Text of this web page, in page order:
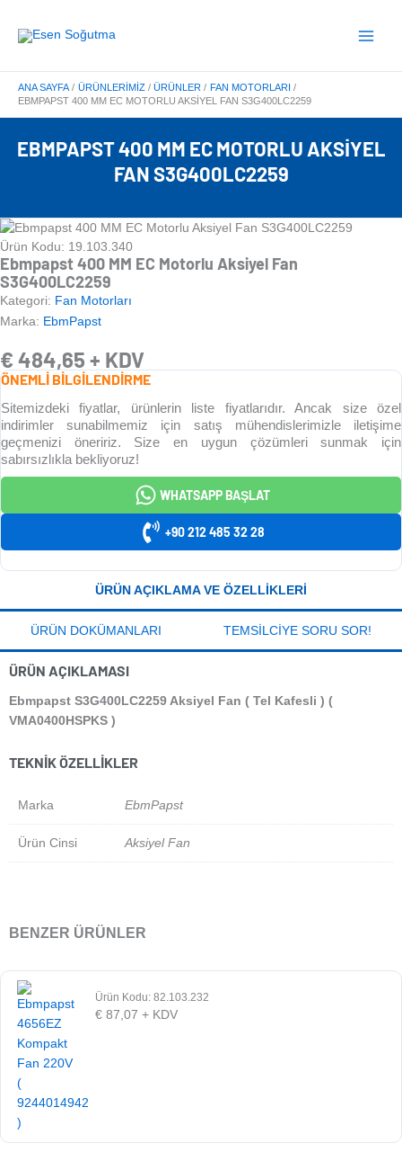
atla
Menu
ANA SAYFA ÜRÜNLERIMIZ ÜRÜNLER
FAN MOTORLARI
EBMPAPST 400 MM EC MOTORLU AKSIYEL FAN S3G400LC2259
EBMPAPST 400 MM EC MOTORLU AKSIYEL
FAN S3G400LC2259
Ürün Kodu: 19.103.340
Ebmpapst 400 MM EC Motorlu Aksiyel Fan
S3G400LC2259
Kategori: Fan Motorları
Marka: EbmPapst
€ 484,65 + KDV
ÖNEMLİ BİLGİLENDİRME
Sitemizdeki fiyatlar, ürünlerin liste fiyatlarıdır. Ancak size özel
indirimler sunabilmemiz için satış mühendislerimizle iletişime
geçmenizi öneririz. Size en uygun çözümleri sunmak için
sabırsızlıkla bekliyoruz!
WHATSAPP BAŞLAT
+90 212 485 32 28
ÜRÜN AÇIKLAMA VE ÖZELLIKLERI
ÜRÜN DOKÜMANLARI TEMSILCIYE SORU SOR!
ÜRÜN AÇIKLAMASI
Ebmpapst S3G400LC2259 Aksiyel Fan ( Tel Kafesli ) (
VMA0400HSPKS )
TEKNIK ÖZELLIKLER
Marka EbmPapst
Ürün Cinsi Aksiyel Fan
BENZER ÜRÜNLER
Ürün Kodu: 82.103.232
€ 87,07 + KDV